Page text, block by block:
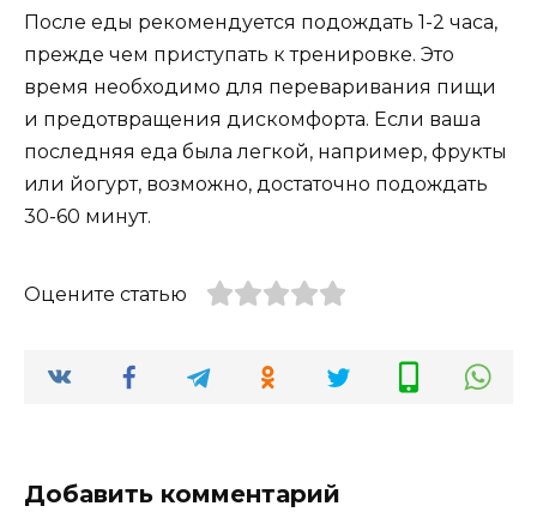
После еды рекомендуется подождать 1-2 часа,
прежде чем приступать к тренировке. Это
время необходимо для переваривания пищи
и предотвращения дискомфорта. Если ваша
последняя еда была легкой, например, фрукты
или йогурт, возможно, достаточно подождать
30-60 минут.
Оцените статью
Добавить комментарий